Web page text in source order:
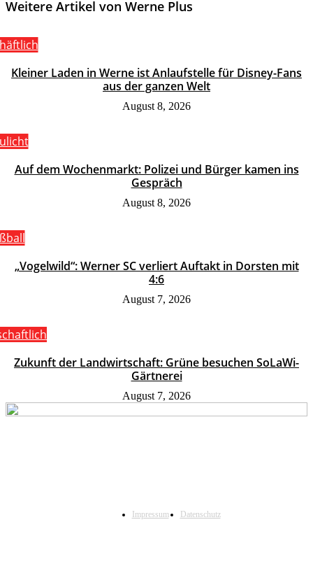
Weitere Artikel von Werne Plus
Kleiner Laden in Werne ist Anlaufstelle für Disney-Fans
aus der ganzen Welt
August 8, 2026
Auf dem Wochenmarkt: Polizei und Bürger kamen ins
Gespräch
August 8, 2026
„Vogelwild“: Werner SC verliert Auftakt in Dorsten mit
4:6
August 7, 2026
Zukunft der Landwirtschaft: Grüne besuchen SoLaWi-
Gärtnerei
August 7, 2026
Impressum Datenschutz